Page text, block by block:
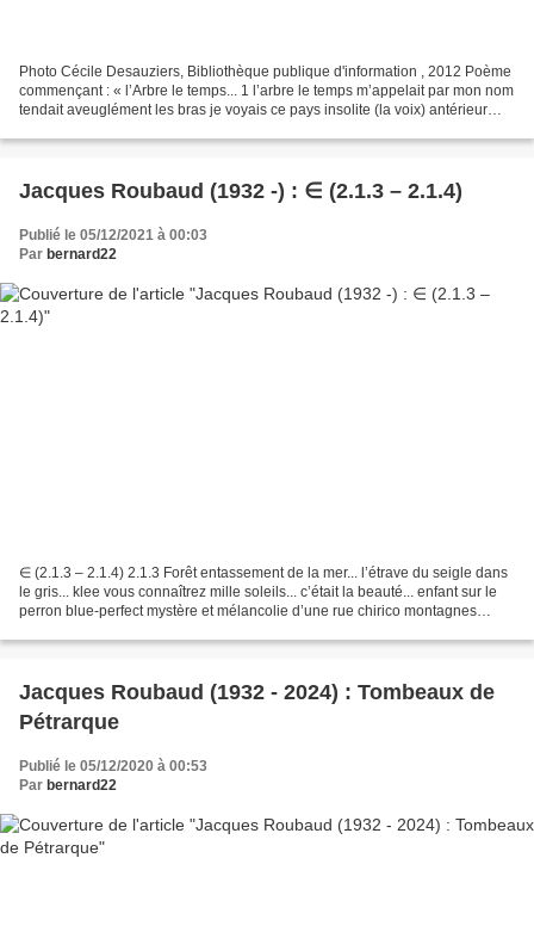
Photo Cécile Desauziers, Bibliothèque publique d'information , 2012 Poème
commençant : « l’Arbre le temps... 1 l’arbre le temps m’appelait par mon nom
tendait aveuglément les bras je voyais ce pays insolite (la voix) antérieur
Jacques Roubaud (1932 -) : ∈ (2.1.3 – 2.1.4)
Publié le 05/12/2021 à 00:03
Par bernard22
∈ (2.1.3 – 2.1.4) 2.1.3 Forêt entassement de la mer... l’étrave du seigle dans
le gris... klee vous connaîtrez mille soleils... c’était la beauté... enfant sur le
perron blue-perfect mystère et mélancolie d’une rue chirico montagnes
Jacques Roubaud (1932 - 2024) : Tombeaux de
Pétrarque
Publié le 05/12/2020 à 00:53
Par bernard22